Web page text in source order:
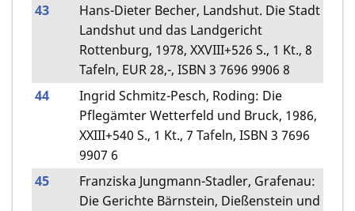
43
Hans-Dieter Becher, Landshut. Die Stadt
Landshut und das Landgericht
Rottenburg, 1978, XXVIII+526 S., 1 Kt., 8
Tafeln, EUR 28,-, ISBN 3 7696 9906 8
44
Ingrid Schmitz-Pesch, Roding: Die
Pflegämter Wetterfeld und Bruck, 1986,
XXIII+540 S., 1 Kt., 7 Tafeln, ISBN 3 7696
9907 6
45
Franziska Jungmann-Stadler, Grafenau:
Die Gerichte Bärnstein, Dießenstein und